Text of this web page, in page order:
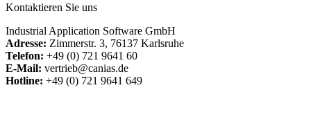
Kontaktieren Sie uns
Industrial Application Software GmbH
Adresse: Zimmerstr. 3, 76137 Karlsruhe
Telefon: +49 (0) 721 9641 60
E-Mail: vertrieb@canias.de
Hotline: +49 (0) 721 9641 649